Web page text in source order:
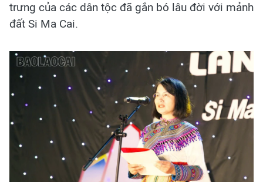
trưng của các dân tộc đã gắn bó lâu đời với mảnh
đất Si Ma Cai.